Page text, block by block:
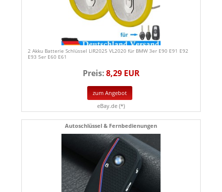
2 Akku Batterie Schlüssel LIR2025 VL2020 für BMW 3er E90 E91 E92
E93 5er E60 E61
Preis:8,29 EUR
zum Angebot
eBay.de (*)
Autoschlüssel & Fernbedienungen